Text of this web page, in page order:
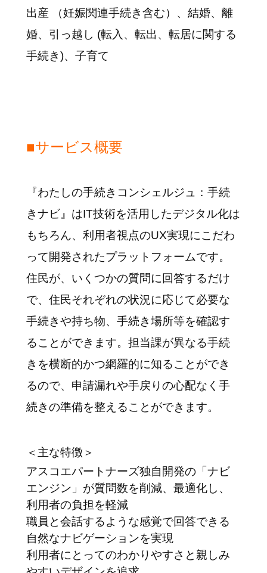
出産 （妊娠関連手続き含む）、結婚、離
婚、引っ越し (転入、転出、転居に関する
手続き)、子育て
■サービス概要
『わたしの手続きコンシェルジュ：手続
きナビ』はIT技術を活用したデジタル化は
もちろん、利用者視点のUX実現にこだわ
って開発されたプラットフォームです。
住民が、いくつかの質問に回答するだけ
で、住民それぞれの状況に応じて必要な
手続きや持ち物、手続き場所等を確認す
ることができます。担当課が異なる手続
きを横断的かつ網羅的に知ることができ
るので、申請漏れや手戻りの心配なく手
続きの準備を整えることができます。
＜主な特徴＞
アスコエパートナーズ独自開発の「ナビ
エンジン」が質問数を削減、最適化し、
利用者の負担を軽減
職員と会話するような感覚で回答できる
自然なナビゲーションを実現
利用者にとってのわかりやすさと親しみ